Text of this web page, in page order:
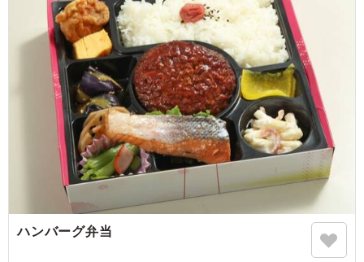
ご利用シーン：会議・セミナー ›会議
福岡県福岡市博多区西月隈 2026/07/14
ハンバーグ弁当